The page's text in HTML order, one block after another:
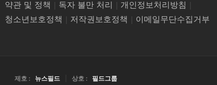
약관 및 정책 독자 불만 처리 개인정보처리방침
청소년보호정책
저작권보호정책 이메일무단수집거부
제호 : 뉴스필드 상호 :
필드그룹